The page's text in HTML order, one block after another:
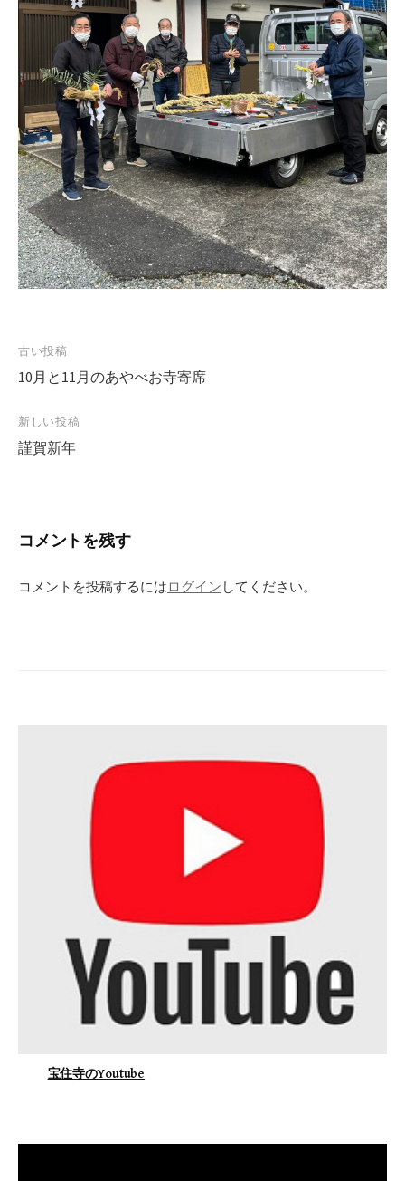
投
稿
ビ
ョ
古い投稿
10月と11月のあやべお寺寄席
新しい投稿
謹賀新年
コメントを残す
コメントを投稿するにはログイン してください。
宝住寺のYoutube